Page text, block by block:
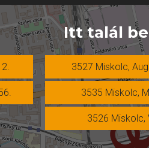
Itt talál
3527 Miskolc,
3535 Miskolc,
3526 Miskolc,